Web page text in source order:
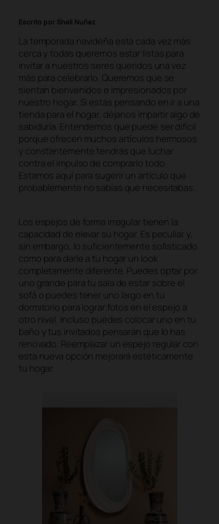
Escrito por Sheli Nuñez
La temporada navideña está cada vez más
cerca y todas queremos estar listas para
invitar a nuestros seres queridos una vez
más para celebrarlo. Queremos que se
sientan bienvenidos e impresionados por
nuestro hogar. Si estás pensando en ir a una
tienda para el hogar, déjanos impartir algo de
sabiduría. Entendemos que puede ser difícil
porque ofrecen muchos artículos hermosos
y constantemente tendrás que luchar
contra el impulso de comprarlo todo.
Estamos aquí para sugerir un artículo que
probablemente no sabías que necesitabas.
Los espejos de forma irregular tienen la
capacidad de elevar su hogar. Es peculiar y,
sin embargo, lo suficientemente sofisticado
como para darle a tu hogar un look
completamente diferente. Puedes optar por
uno grande para tu sala de estar sobre el
sofá o puedes tener uno largo en tu
dormitorio para lograr fotos en el espejo a
otro nivel. Incluso puedes colocar uno en tu
baño y tus invitados pensarán que lo has
renovado. Reemplazar un espejo regular con
esta nueva opción mejorará estéticamente
tu hogar.